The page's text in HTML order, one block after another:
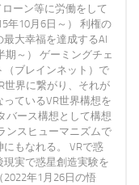
ーン等に労働をして
年10月6日～） 利権の
大幸福を達成するAI
期～） ゲーミングチェ
（ブレインネット）で
世界に繋がり、それが
ているVR世界構想を
ース構想として構想
ンスヒューマニズムで
もなれる。 VRで惑
実で惑星創造実験を
年1月26日の悟